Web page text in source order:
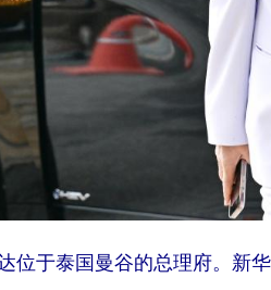
位于泰国曼谷的总理府。新